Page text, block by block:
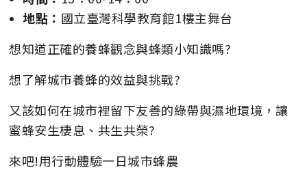
地點： 國立臺灣科學教育館1樓主舞台
想知道正確的養蜂觀念與蜂類小知識嗎?
想了解城市養蜂的效益與挑戰?
又該如何在城市裡留下友善的綠帶與濕地環境，讓
蜜蜂安生棲息、共生共榮?
來吧!用行動體驗一日城市蜂農